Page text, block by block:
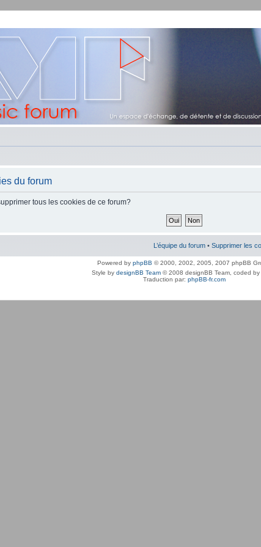
du forum
tous les cookies de ce forum?
L’équipe du forum • Supprimer les
Powered by phpBB © 2000, 2002, 2005, 2007 phpBB
Style by designBB Team © 2008 designBB Team, coded by
Traduction par: phpBB-fr.com